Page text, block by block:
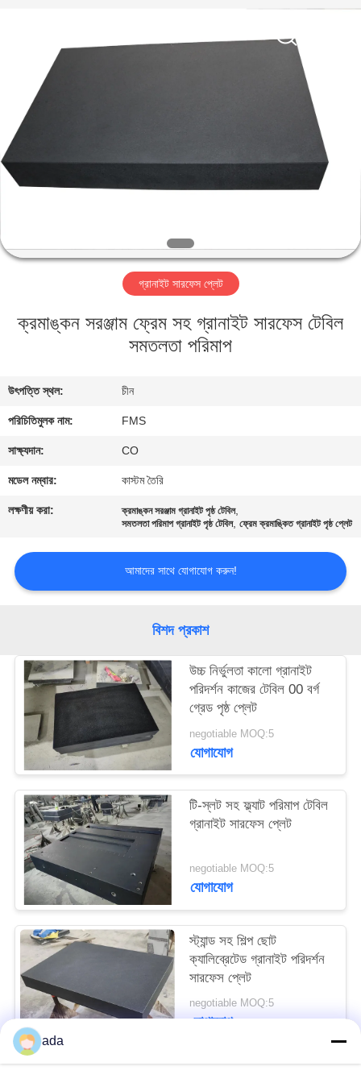
পণ্য
আমাদের
কারখানা
যোগাযোগ
করুন
খবর
উদ্ধৃতির
জন্য
সাইট
ম্যাপ
PRIVACY
POLICY
গ্রানাইট সারফেস প্লেট
ক্রমাঙ্কন সরঞ্জাম ফ্রেম সহ গ্রানাইট সারফেস টেবিল
সমতলতা পরিমাপ
উৎপত্তি স্থল: চীন
পরিচিতিমুলক নাম: FMS
সাক্ষ্যদান: CO
মডেল নম্বার: কাস্টম তৈরি
লক্ষণীয় করা: ক্রমাঙ্কন সরঞ্জাম গ্রানাইট পৃষ্ঠ টেবিল,
সমতলতা পরিমাপ গ্রানাইট পৃষ্ঠ টেবিল,ফ্রেম ক্রমাঙ্কিত গ্রানাইট পৃষ্ঠ প্লেট
আমাদের সাথে যোগাযোগ করুন!
বিশদ প্রকাশ
উচ্চ নির্ভুলতা কালো গ্রানাইট
পরিদর্শন কাজের টেবিল 00 বর্গ
গ্রেড পৃষ্ঠ প্লেট
negotiable MOQ:5
যোগাযোগ
টি-স্লট সহ ফ্ল্যাট পরিমাপ টেবিল
গ্রানাইট সারফেস প্লেট
negotiable MOQ:5
যোগাযোগ
স্ট্যান্ড সহ শিল্প ছোট
ক্যালিব্রেটেড গ্রানাইট পরিদর্শন
সারফেস প্লেট
negotiable MOQ:5
যোগাযোগ
ada